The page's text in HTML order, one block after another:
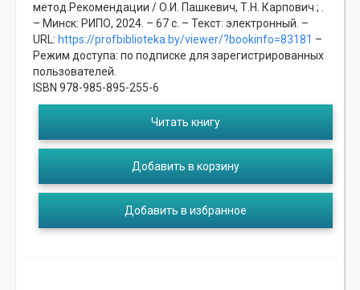
метод.Рекомендации / О.И. Пашкевич, Т.Н. Карпович ; .
– Минск: РИПО, 2024. – 67 с. – Текст: электронный. –
URL: https://profbiblioteka.by/viewer/?bookinfo=83181 –
Режим доступа: по подписке для зарегистрированных
пользователей.
ISBN 978-985-895-255-6
Читать книгу
Добавить в корзину
Добавить в избранное